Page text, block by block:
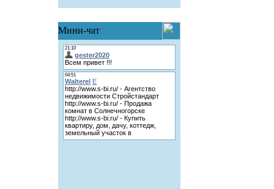
Мини-чат